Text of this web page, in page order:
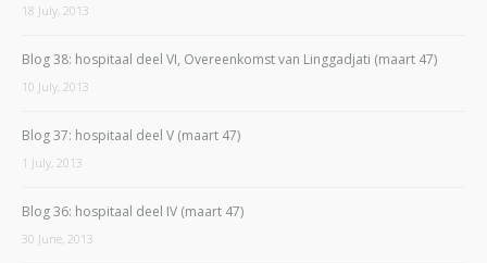
18 July, 2013
Blog 38: hospitaal deel VI, Overeenkomst van Linggadjati (maart 47)
10 July, 2013
Blog 37: hospitaal deel V (maart 47)
1 July, 2013
Blog 36: hospitaal deel IV (maart 47)
30 June, 2013